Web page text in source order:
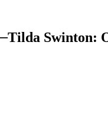
Swinton: